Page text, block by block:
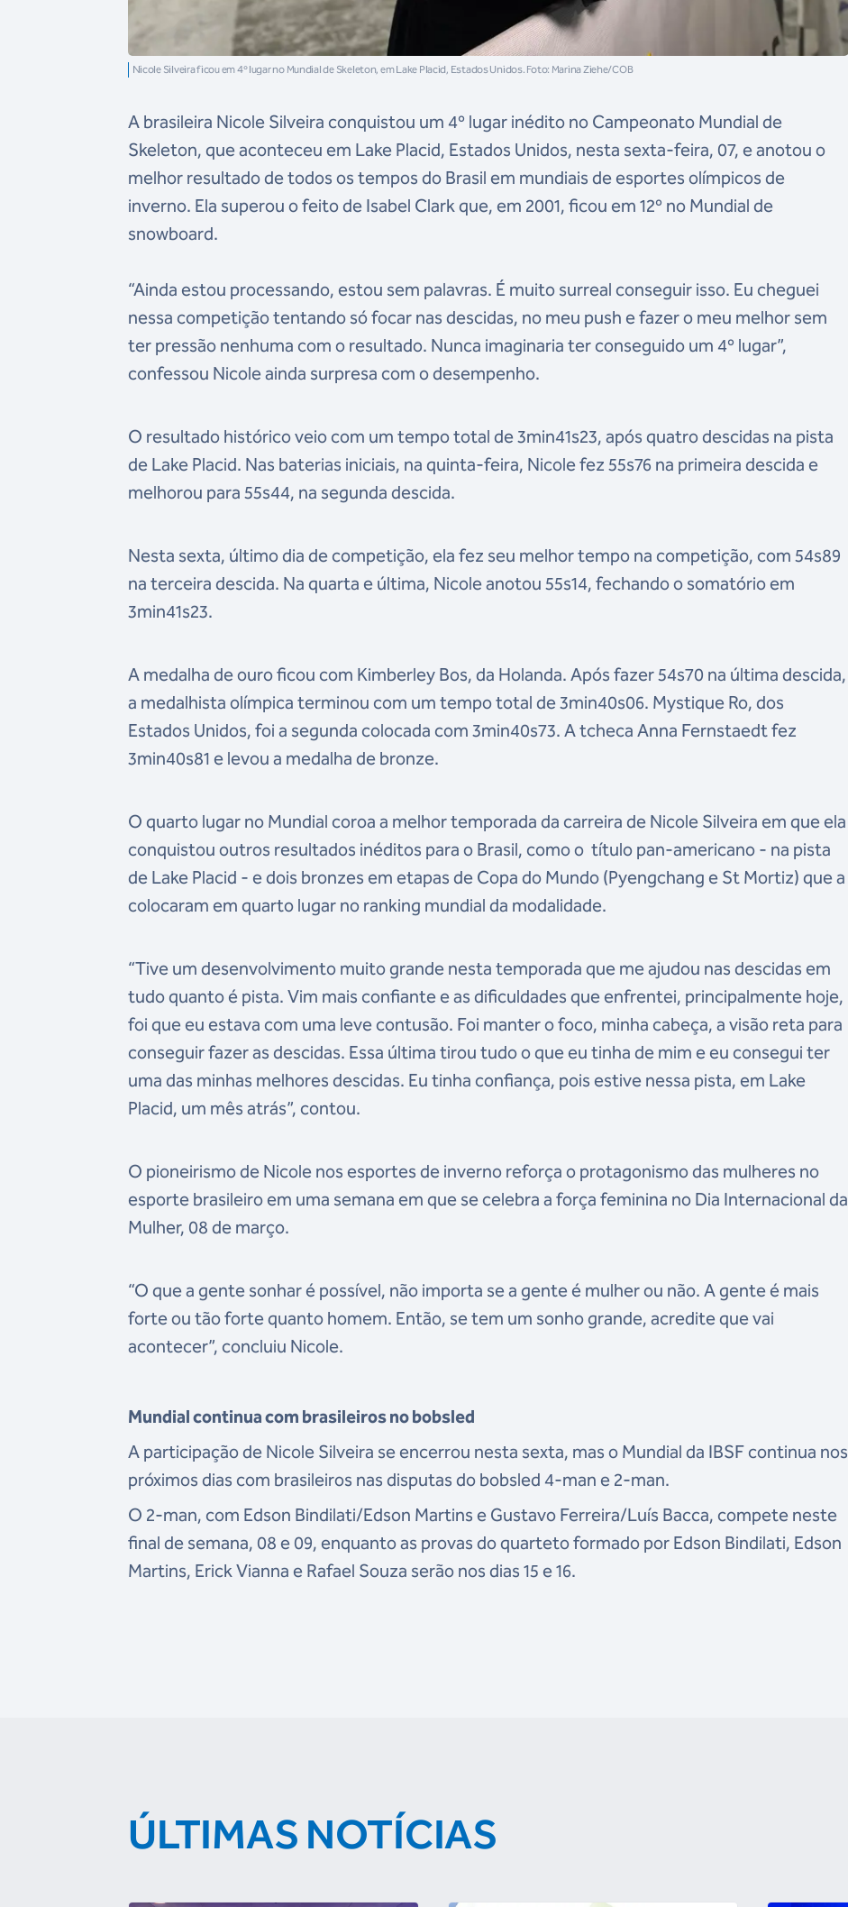
Nicole Silveira ficou em 4º lugar no Mundial de Skeleton, em Lake Placid, Estados Unidos. Foto: Marina Ziehe/COB
A brasileira Nicole Silveira conquistou um 4º lugar inédito no Campeonato Mundial de
Skeleton, que aconteceu em Lake Placid, Estados Unidos, nesta sexta-feira, 07, e anotou o
melhor resultado de todos os tempos do Brasil em mundiais de esportes olímpicos de
inverno. Ela superou o feito de Isabel Clark que, em 2001, ficou em 12º no Mundial de
snowboard.
“Ainda estou processando, estou sem palavras. É muito surreal conseguir isso. Eu cheguei
nessa competição tentando só focar nas descidas, no meu push e fazer o meu melhor sem
ter pressão nenhuma com o resultado. Nunca imaginaria ter conseguido um 4º lugar”,
confessou Nicole ainda surpresa com o desempenho.
O resultado histórico veio com um tempo total de 3min41s23, após quatro descidas na pista
de Lake Placid. Nas baterias iniciais, na quinta-feira, Nicole fez 55s76 na primeira descida e
melhorou para 55s44, na segunda descida.
Nesta sexta, último dia de competição, ela fez seu melhor tempo na competição, com 54s89
na terceira descida. Na quarta e última, Nicole anotou 55s14, fechando o somatório em
3min41s23.
A medalha de ouro ficou com Kimberley Bos, da Holanda. Após fazer 54s70 na última descida,
a medalhista olímpica terminou com um tempo total de 3min40s06. Mystique Ro, dos
Estados Unidos, foi a segunda colocada com 3min40s73. A tcheca Anna Fernstaedt fez
3min40s81 e levou a medalha de bronze.
O quarto lugar no Mundial coroa a melhor temporada da carreira de Nicole Silveira em que ela
conquistou outros resultados inéditos para o Brasil, como o título pan-americano - na pista
de Lake Placid - e dois bronzes em etapas de Copa do Mundo (Pyengchang e St Mortiz) que a
colocaram em quarto lugar no ranking mundial da modalidade.
“Tive um desenvolvimento muito grande nesta temporada que me ajudou nas descidas em
tudo quanto é pista. Vim mais confiante e as dificuldades que enfrentei, principalmente hoje,
foi que eu estava com uma leve contusão. Foi manter o foco, minha cabeça, a visão reta para
conseguir fazer as descidas. Essa última tirou tudo o que eu tinha de mim e eu consegui ter
uma das minhas melhores descidas. Eu tinha confiança, pois estive nessa pista, em Lake
Placid, um mês atrás”, contou.
O pioneirismo de Nicole nos esportes de inverno reforça o protagonismo das mulheres no
esporte brasileiro em uma semana em que se celebra a força feminina no Dia Internacional da
Mulher, 08 de março.
“O que a gente sonhar é possível, não importa se a gente é mulher ou não. A gente é mais
forte ou tão forte quanto homem. Então, se tem um sonho grande, acredite que vai
acontecer”, concluiu Nicole.
Mundial continua com brasileiros no bobsled
A participação de Nicole Silveira se encerrou nesta sexta, mas o Mundial da IBSF continua nos
próximos dias com brasileiros nas disputas do bobsled 4-man e 2-man.
O 2-man, com Edson Bindilati/Edson Martins e Gustavo Ferreira/Luís Bacca, compete neste
final de semana, 08 e 09, enquanto as provas do quarteto formado por Edson Bindilati, Edson
Martins, Erick Vianna e Rafael Souza serão nos dias 15 e 16.
ÚLTIMAS NOTÍCIAS